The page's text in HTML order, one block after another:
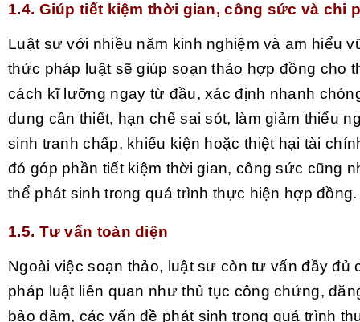
1.4. Giúp tiết kiệm thời gian, công sức và chi
Luật sư với nhiều năm kinh nghiệm và am hiểu
thức pháp luật sẽ giúp soạn thảo hợp đồng cho
cách kĩ lưỡng ngay từ đầu, xác định nhanh
dung cần thiết, hạn chế sai sót, làm giảm thiểu
sinh tranh chấp, khiếu kiện hoặc thiệt hại tài
đó góp phần tiết kiệm thời gian, công sức cũng
thể phát sinh trong quá trình thực hiện hợp
1.5. Tư vấn toàn diện
Ngoài việc soạn thảo, luật sư còn tư vấn đầy đủ
pháp luật liên quan như thủ tục công chứng,
bảo đảm, các vấn đề phát sinh trong quá trình